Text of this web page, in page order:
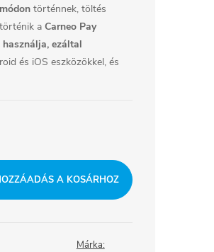
történnek, töltés
a Carneo Pay
ezáltal
és iOS eszközökkel, és
A KOSÁRHOZ
Márka: